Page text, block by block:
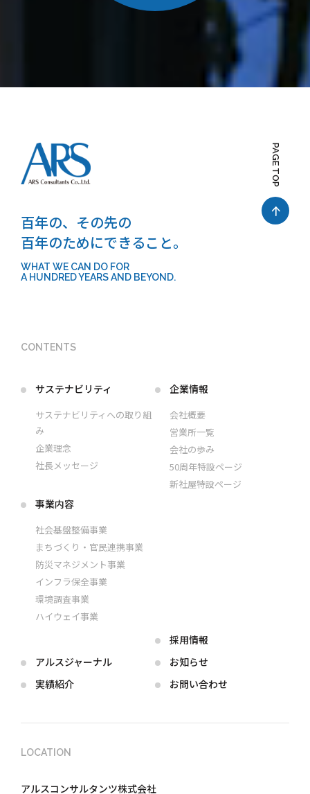
PAGE TOP
百年の、その先の
百年のためにできること。
WHAT WE CAN DO FOR
A HUNDRED YEARS AND BEYOND.
CONTENTS
サステナビリティ
サステナビリティへの取り組
み
企業理念
社長メッセージ
企業情報
会社概要
営業所一覧
会社の歩み
50周年特設ページ
新社屋特設ページ
事業内容
社会基盤整備事業
まちづくり・官民連携事業
防災マネジメント事業
インフラ保全事業
環境調査事業
ハイウェイ事業
アルスジャーナル
実績紹介
採用情報
お知らせ
お問い合わせ
LOCATION
アルスコンサルタンツ株式会社